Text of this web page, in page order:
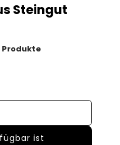
Steingut
Produkte
ist